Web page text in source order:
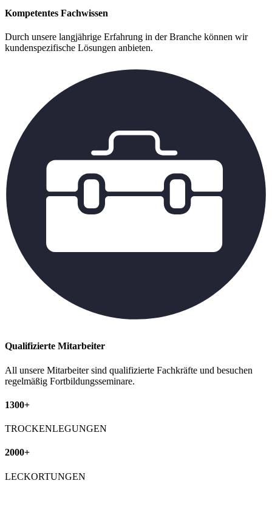
Kompetentes Fachwissen
Durch unsere langjährige Erfahrung in der Branche können wir
kundenspezifische Lösungen anbieten.
Qualifizierte Mitarbeiter
All unsere Mitarbeiter sind qualifizierte Fachkräfte und besuchen
regelmäßig Fortbildungsseminare.
1300+
TROCKENLEGUNGEN
2000+
LECKORTUNGEN